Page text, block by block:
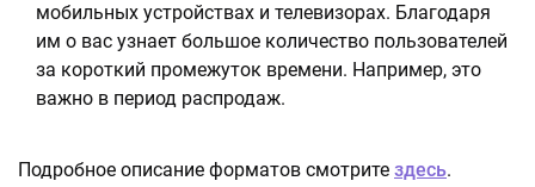
мобильных устройствах и телевизорах. Благодаря
им о вас узнает большое количество пользователей
за короткий промежуток времени. Например, это
важно в период распродаж.
Подробное описание форматов смотрите здесь.